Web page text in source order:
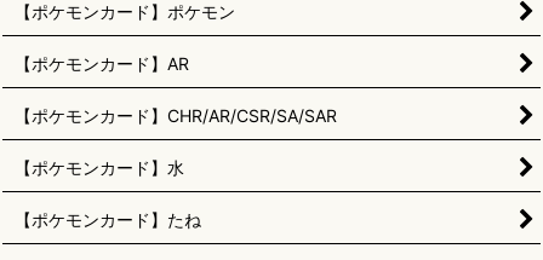
【ポケモンカード】ポケモン
【ポケモンカード】AR
【ポケモンカード】CHR/AR/CSR/SA/SAR
【ポケモンカード】水
【ポケモンカード】たね